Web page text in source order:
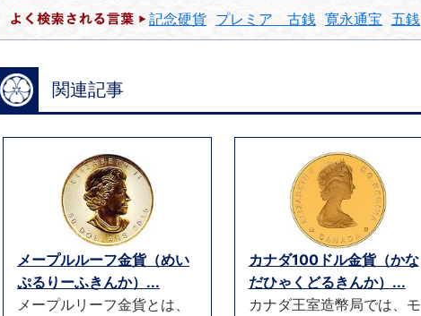
記念硬貨 プレミア 古銭 寛永通宝 五銭
関連記事
メープルルーフ金貨（めい
ぷるりーふきんか）...
メープルリーフ金貨とは、
カナダ100ドル金貨（かな
だひゃくどるきんか）...
カナダ王室造幣局では、モ